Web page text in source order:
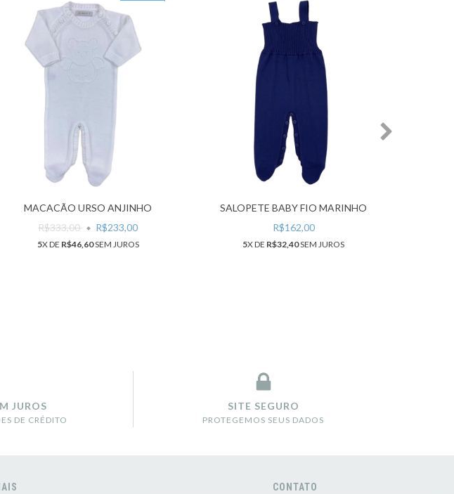
MACACÃO URSO ANJINHO
R$333,00
R$233,00
5X DE R$46,60SEM JUROS
SALOPETE BABY FIO MARINHO
R$162,00
5X DE R$32,40SEM JUROS
JUROS
DE CRÉDITO
SITE SEGURO
PROTEGEMOS SEUS DADOS
CONTATO